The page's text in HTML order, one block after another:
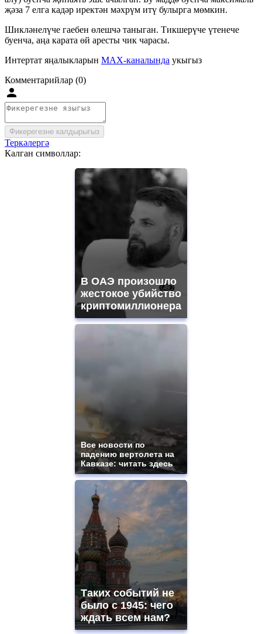
җәза 7 елга кадәр иректән мәхрүм итү булырга мөмкин.
Шикләнелүче гаебен өлешчә таныган. Тикшерүче үтенече
буенча, аңа карата өй аресты чик чарасы.
Интертат яңалыкларын MAX-каналында укыгыз
Комментарийлар (0)
Фикерегезне калдырыгыз
Теркәлергә
Калган символлар:
В ОАЭ произошло
жестокое убийство
криптомиллионера
Все новости по
падению вертолета на
Кавказе: читать здесь
Таких событий не
было с 1945: чего
ждать всем нам?